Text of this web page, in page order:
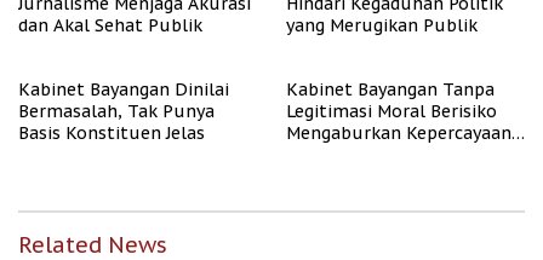
dan Akal Sehat Publik
yang Merugikan Publik
Kabinet Bayangan Dinilai
Bermasalah, Tak Punya
Basis Konstituen Jelas
Kabinet Bayangan Tanpa
Legitimasi Moral Berisiko
Mengaburkan Kepercayaan
Related News